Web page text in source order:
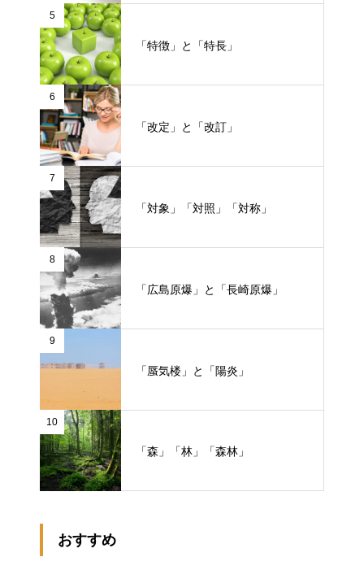
5
「特徴」と「特長」
6
「改定」と「改訂」
7
「対象」「対照」「対称」
8
「広島原爆」と「長崎原爆」
9
「蜃気楼」と「陽炎」
10
「森」「林」「森林」
おすすめ